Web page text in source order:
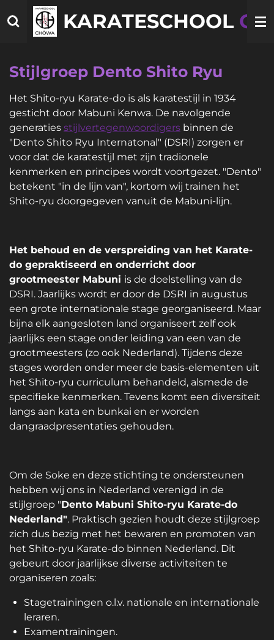
direct
hoofdinhoud
KARATESCHOOL
Stijlgroep Dento Shito Ryu
Het Shito-ryu Karate-do is als karatestijl in 1934
gesticht door Mabuni Kenwa. De navolgende
generaties stijlvertegenwoordigers binnen de
"Dento Shito Ryu Internatonal" (DSRI) zorgen er
voor dat de karatestijl met zijn tradionele
kenmerken en principes wordt voortgezet. "Dento"
betekent "in de lijn van", kortom wij trainen het
Shito-ryu doorgegeven vanuit de Mabuni-lijn.
Het behoud en de verspreiding van het Karate-
do gepraktiseerd en onderricht door
grootmeester Mabuni is de doelstelling van de
DSRI. Jaarlijks wordt er door de DSRI in augustus
een grote internationale stage georganiseerd. Maar
bijna elk aangesloten land organiseert zelf ook
jaarlijks een stage onder leiding van een van de
grootmeesters (zo ook Nederland). Tijdens deze
stages worden onder meer de basis-elementen uit
het Shito-ryu curriculum behandeld, alsmede de
specifieke kenmerken. Tevens komt een diversiteit
langs aan kata en bunkai en er worden
dangraadpresentaties gehouden.
Om de Soke en deze stichting te ondersteunen
hebben wij ons in Nederland verenigd in de
stijlgroep "Dento Mabuni Shito-ryu Karate-do
Nederland". Praktisch gezien houdt deze stijlgroep
zich dus bezig met het bewaren en promoten van
het Shito-ryu Karate-do binnen Nederland. Dit
gebeurt door jaarlijkse diverse activiteiten te
organiseren zoals:
Stagetrainingen o.l.v. nationale en internationale
leraren.
Examentrainingen.